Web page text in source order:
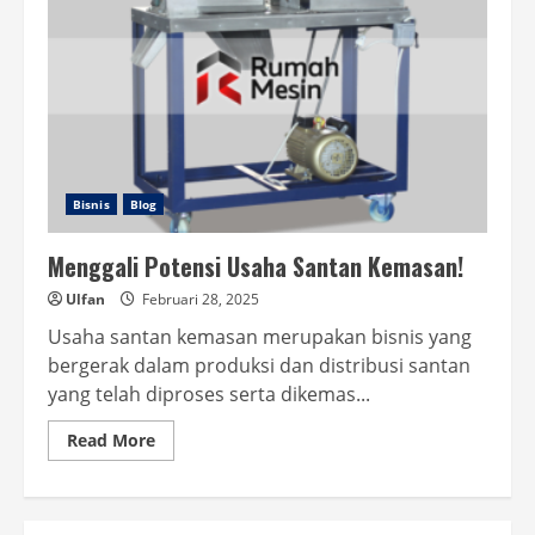
Bisnis Blog
Menggali Potensi Usaha Santan Kemasan!
Ulfan Februari 28, 2025
Usaha santan kemasan merupakan bisnis yang
bergerak dalam produksi dan distribusi santan
yang telah diproses serta dikemas...
Read MoreRead
more